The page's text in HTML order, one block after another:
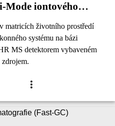
Mode iontového
matricích životního prostředí
systému na bázi
MS detektorem vybaveném